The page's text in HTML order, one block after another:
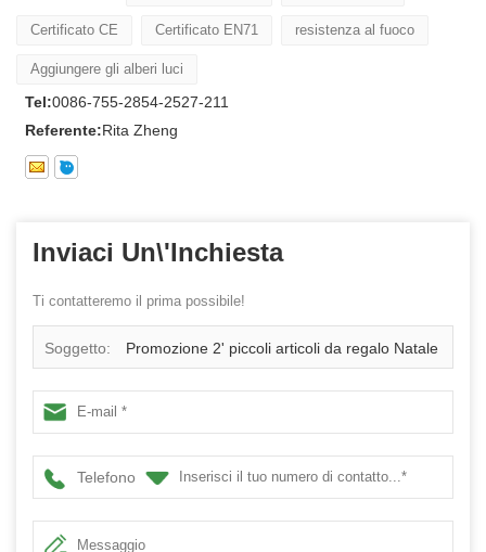
Certificato CE Certificato EN71 resistenza al fuoco
Aggiungere gli alberi luci
Tel:0086-755-2854-2527-211
Referente:Rita Zheng
Inviaci Un\'inchiesta
Ti contatteremo il prima possibile!
Soggetto: Promozione 2' piccoli articoli da regalo Natale
albero miniatura portatile
Telefono